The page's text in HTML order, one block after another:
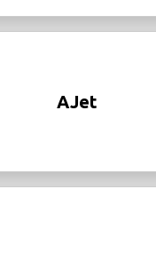
AJet